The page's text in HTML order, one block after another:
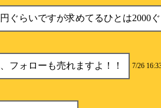
ぐらいですが求めてるひとは2000
フォローも売れますよ！！ 7/26